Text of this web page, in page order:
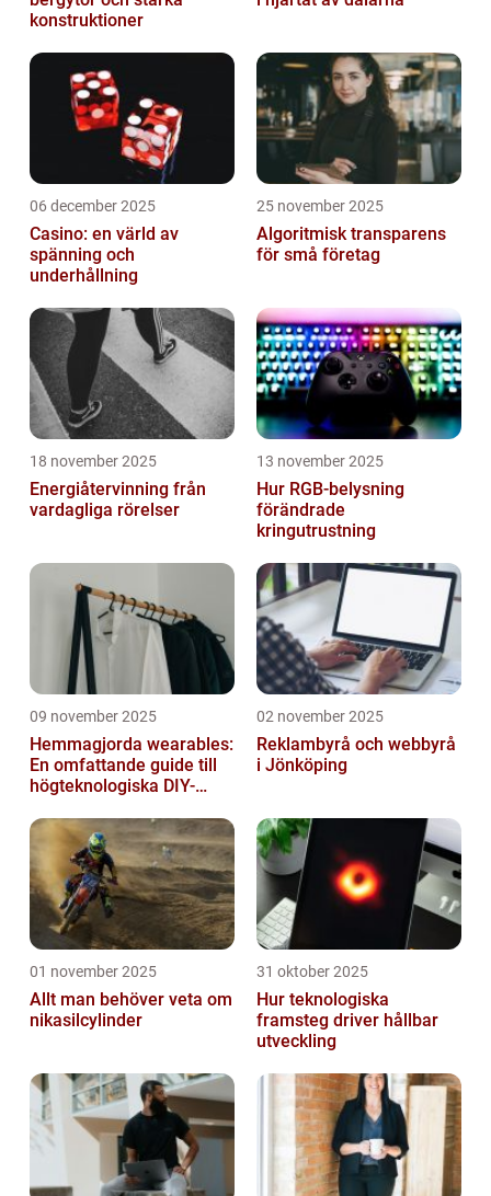
konstruktioner
06 december 2025
Casino: en värld av
spänning och
underhållning
25 november 2025
Algoritmisk transparens
för små företag
18 november 2025
Energiåtervinning från
vardagliga rörelser
13 november 2025
Hur RGB-belysning
förändrade
kringutrustning
09 november 2025
Hemmagjorda wearables:
En omfattande guide till
högteknologiska DIY-
02 november 2025
Reklambyrå och webbyrå
i Jönköping
01 november 2025
Allt man behöver veta om
nikasilcylinder
31 oktober 2025
Hur teknologiska
framsteg driver hållbar
utveckling